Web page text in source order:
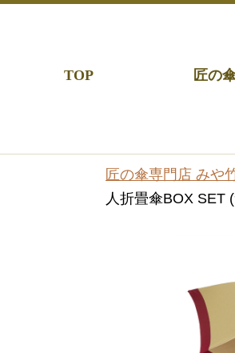
TOP 匠の
匠の傘専門店 みや
人折畳傘BOX SET